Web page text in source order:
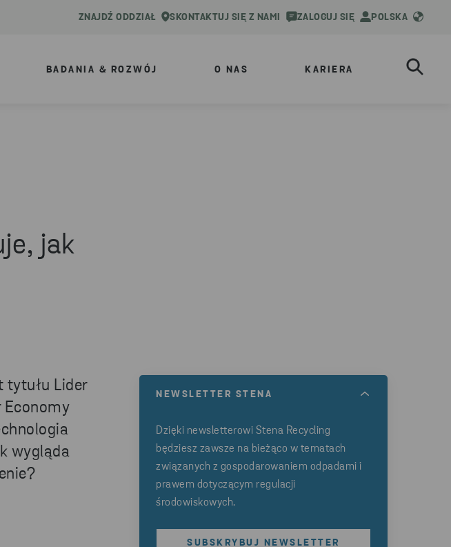
ZNAJDŹ ODDZIAŁ SKONTAKTUJ SIĘ Z NAMI ZALOGUJ SIĘ POLSKA
BADANIA & ROZWÓJ O NAS KARIERA
jak
tytułu Lider
Economy
wygląda
NEWSLETTER STENA
Dzięki newsletterowi Stena Recycling
będziesz zawsze na bieżąco w tematach
związanych z gospodarowaniem odpadami i
prawem dotyczącym regulacji
środowiskowych.
SUBSKRYBUJ NEWSLETTER